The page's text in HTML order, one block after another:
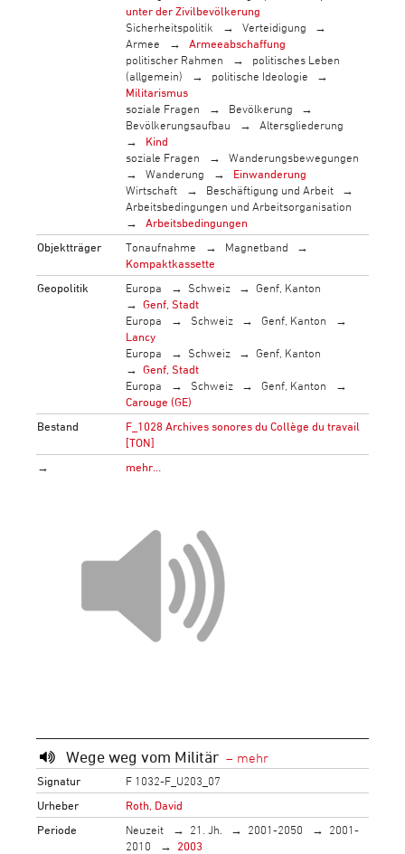
unter der Zivilbevölkerung
Sicherheitspolitik
Verteidigung
Armee
Armeeabschaffung
politischer Rahmen
politisches Leben
(allgemein)
politische Ideologie
Militarismus
soziale Fragen
Bevölkerung
Bevölkerungsaufbau
Altersgliederung
Kind
soziale Fragen
Wanderungsbewegungen
Wanderung
Einwanderung
Wirtschaft
Beschäftigung und Arbeit
Arbeitsbedingungen und Arbeitsorganisation
Arbeitsbedingungen
Objektträger
Tonaufnahme
Magnetband
Kompaktkassette
Geopolitik
Europa Schweiz
Genf, Kanton
Genf, Stadt
Europa
Schweiz
Genf, Kanton
Lancy
Europa
Schweiz
Genf, Kanton
Genf, Stadt
Europa
Schweiz
Genf, Kanton
Carouge (GE)
Bestand
F_1028 Archives sonores du Collège du travail
[TON]
→
mehr…
Wege weg vom Militär
Signatur
F 1032-F_U203_07
Urheber
Roth, David
Periode
Neuzeit 21. Jh. 2001-2050
2001-
2010
2003